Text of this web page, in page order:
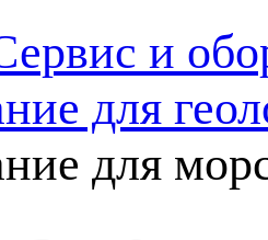
и
для
для